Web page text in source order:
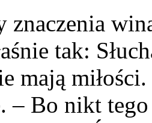
znaczenia
tak:
mają
– Bo nikt